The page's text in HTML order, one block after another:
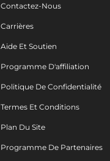
Contactez-Nous
Carrières
Aide Et Soutien
Programme D'affiliation
Politique De Confidentialité
Termes Et Conditions
Plan Du Site
Programme De Partenaires